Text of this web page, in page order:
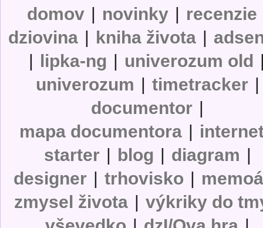
domov | novinky | recenzie
dziovina | kniha života |
| lipka-ng | univerozum old
univerozum | timetracker |
documentor |
mapa documentora |
starter | blog | diagram |
designer | trhovisko |
zmysel života | výkriky do